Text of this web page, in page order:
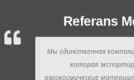
Referans
Мы единственная
которая
аэрокосмические